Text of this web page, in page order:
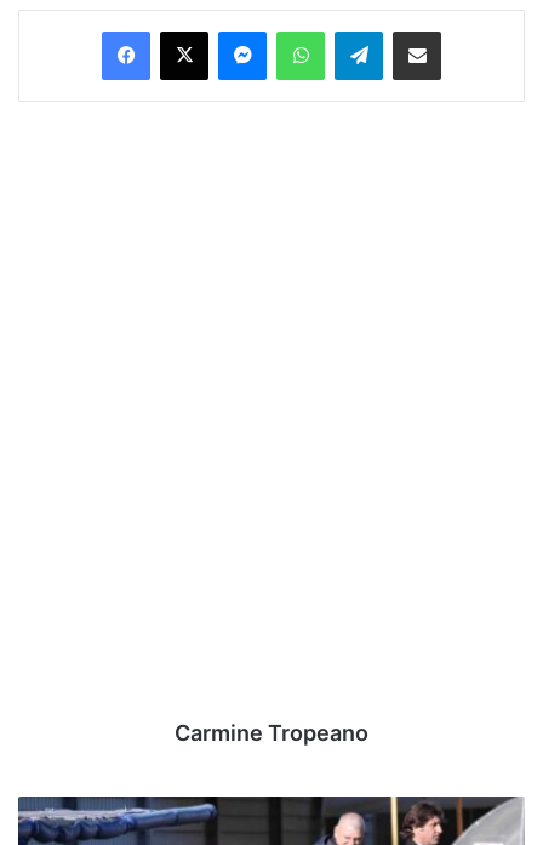
Facebook
X MessengerWhatsAppTelegramCondividi via Email
Carmine Tropeano
Avellino,
Rossi: